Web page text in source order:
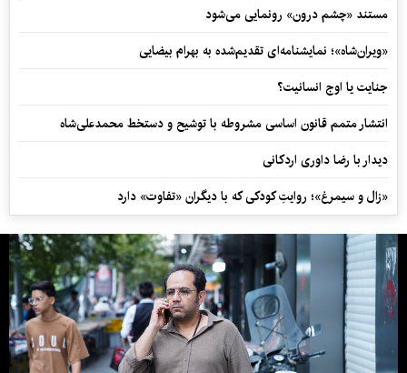
مستند «چشم درون» رونمایی می‌شود
«ویران‌شاه»؛ نمایشنامه‌ای تقدیم‌شده به بهرام بیضایی
جنایت یا اوج انسانیت؟
انتشار متمم قانون اساسی مشروطه با توشیح و دستخط محمدعلی‌شاه
دیدار با رضا داوری اردکانی
«زال و سیمرغ»؛ روایتِ کودکی که با دیگران «تفاوت» دارد